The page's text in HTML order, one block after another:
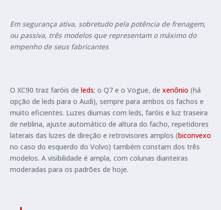
Em segurança ativa, sobretudo pela potência de frenagem,
ou passiva, três modelos que representam o máximo do
empenho de seus fabricantes
O XC90 traz faróis de leds; o Q7 e o Vogue, de xenônio (há
opção de leds para o Audi), sempre para ambos os fachos e
muito eficientes. Luzes diurnas com leds, faróis e luz traseira
de neblina, ajuste automático de altura do facho, repetidores
laterais das luzes de direção e retrovisores amplos (biconvexo
no caso do esquerdo do Volvo) também constam dos três
modelos. A visibilidade é ampla, com colunas dianteiras
moderadas para os padrões de hoje.